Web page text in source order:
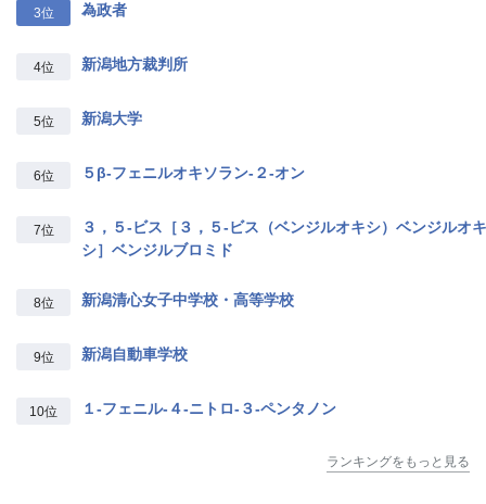
3位 為政者
4位 新潟地方裁判所
5位 新潟大学
6位 ５β‐フェニルオキソラン‐２‐オン
7位
３，５‐ビス［３，５‐ビス（ベンジルオキシ）ベンジルオキ
シ］ベンジルブロミド
8位 新潟清心女子中学校・高等学校
9位 新潟自動車学校
10位 １‐フェニル‐４‐ニトロ‐３‐ペンタノン
ランキングをもっと見る